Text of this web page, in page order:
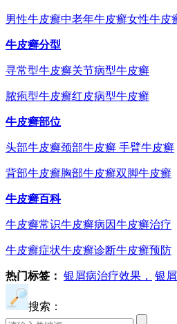
男性牛皮癣中老年牛皮癣女性牛皮
牛皮癣分型
寻常型牛皮癣关节病型牛皮癣
脓疱型牛皮癣红皮病型牛皮癣
牛皮癣部位
头部牛皮癣颈部牛皮癣 手臂牛皮癣
背部牛皮癣胸部牛皮癣双脚牛皮癣
牛皮癣百科
牛皮癣常识牛皮癣病因牛皮癣治疗
牛皮癣症状牛皮癣诊断牛皮癣预防
热门标签： 银屑病治疗效果， 银
搜索：